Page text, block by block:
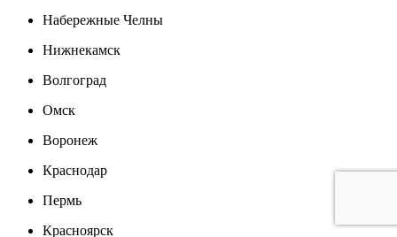
Набережные Челны
Нижнекамск
Волгоград
Омск
Воронеж
Краснодар
Пермь
Красноярск